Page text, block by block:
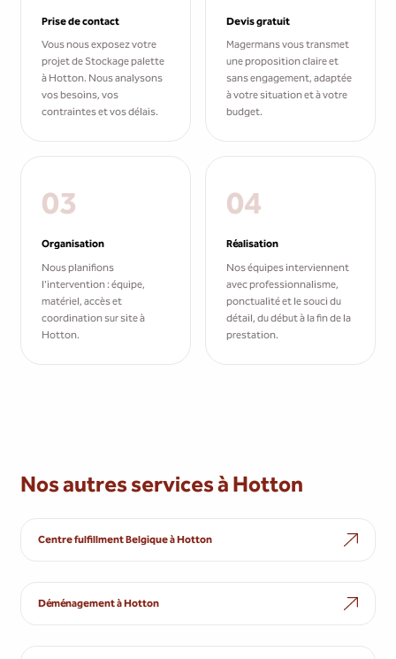
Prise de contact
Vous nous exposez votre
projet de Stockage palette
à Hotton. Nous analysons
vos besoins, vos
contraintes et vos délais.
Devis gratuit
Magermans vous transmet
une proposition claire et
sans engagement, adaptée
à votre situation et à votre
budget.
03
Organisation
Nous planifions
l'intervention : équipe,
matériel, accès et
coordination sur site à
Hotton.
04
Réalisation
Nos équipes interviennent
avec professionnalisme,
ponctualité et le souci du
détail, du début à la fin de la
prestation.
Nos autres services à Hotton
Centre fulfillment Belgique à Hotton
Déménagement à Hotton